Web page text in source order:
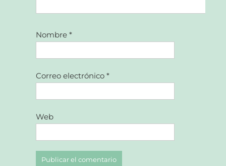
Nombre*
Correo electrónico*
Web